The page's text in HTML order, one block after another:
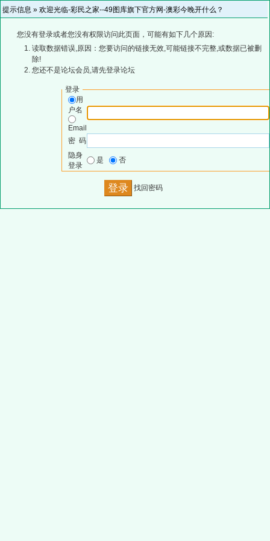
提示信息 » 欢迎光临-彩民之家--49图库旗下官方网-澳彩今晚开什么？
您没有登录或者您没有权限访问此页面，可能有如下几个原因:
读取数据错误,原因：您要访问的链接无效,可能链接不完整,或数据已被删
除!
您还不是论坛会员,请先登录论坛
登录
用
户名
Email
密 码
隐身
登录
是 否
找回密码